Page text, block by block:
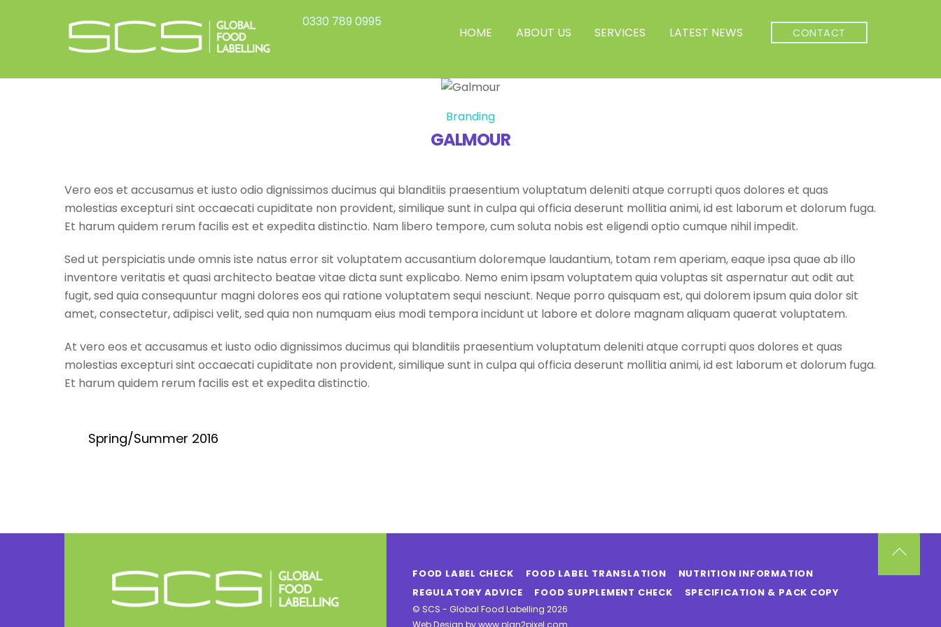
0330 789 0995
HOME ABOUT US SERVICES LATEST NEWS CONTACT
Branding
GALMOUR
Vero eos et accusamus et iusto odio dignissimos ducimus qui blanditiis praesentium voluptatum deleniti atque corrupti quos dolores et quas
molestias excepturi sint occaecati cupiditate non provident, similique sunt in culpa qui officia deserunt mollitia animi, id est laborum et dolorum fuga.
Et harum quidem rerum facilis est et expedita distinctio. Nam libero tempore, cum soluta nobis est eligendi optio cumque nihil impedit.
Sed ut perspiciatis unde omnis iste natus error sit voluptatem accusantium doloremque laudantium, totam rem aperiam, eaque ipsa quae ab illo
inventore veritatis et quasi architecto beatae vitae dicta sunt explicabo. Nemo enim ipsam voluptatem quia voluptas sit aspernatur aut odit aut
fugit, sed quia consequuntur magni dolores eos qui ratione voluptatem sequi nesciunt. Neque porro quisquam est, qui dolorem ipsum quia dolor sit
amet, consectetur, adipisci velit, sed quia non numquam eius modi tempora incidunt ut labore et dolore magnam aliquam quaerat voluptatem.
At vero eos et accusamus et iusto odio dignissimos ducimus qui blanditiis praesentium voluptatum deleniti atque corrupti quos dolores et quas
molestias excepturi sint occaecati cupiditate non provident, similique sunt in culpa qui officia deserunt mollitia animi, id est laborum et dolorum fuga.
Et harum quidem rerum facilis est et expedita distinctio.
Spring/Summer 2016
FOOD LABEL CHECK FOOD LABEL TRANSLATION
NUTRITION INFORMATION
REGULATORY ADVICE
FOOD SUPPLEMENT CHECK SPECIFICATION & PACK COPY
© SCS - Global Food Labelling 2026
Web Design bywww.plan2pixel.com